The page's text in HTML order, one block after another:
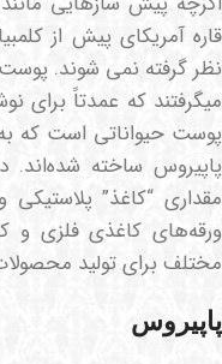
قاره آمریکای پیش از
نظر گرفته نمی شوند.
میگرفتند که عمدتاً برای
پوست حیواناتی است که
پاپیروس ساخته شده‌اند.
مقداری “کاغذ”
ورقه‌های کاغذی فلزی و
مختلف برای تولید
پاپیروس